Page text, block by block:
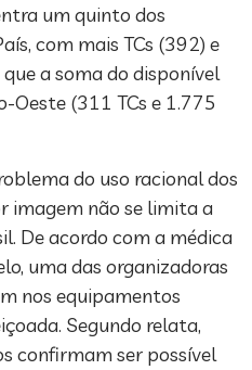
um quinto dos
com mais TCs (392) e
a soma do disponível
Oeste (311 TCs e 1.775
do uso racional dos
imagem não se limita a
De acordo com a médica
uma das organizadoras
nos equipamentos
Segundo relata,
confirmam ser possível